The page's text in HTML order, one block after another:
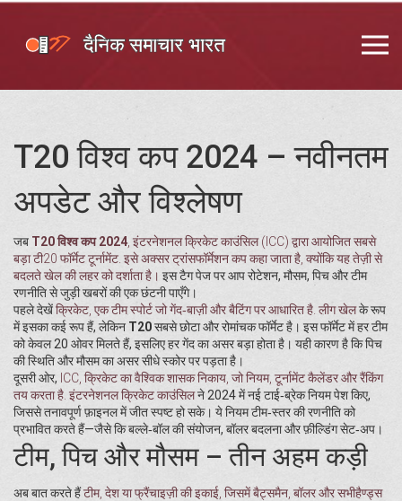
T20 विश्व कप 2024 – नवीनतम
अपडेट और विश्लेषण
जब T20 विश्व कप 2024 इंटरनेशनल क्रिकेट काउंसिल (ICC) द्वारा आयोजित सबसे
बड़ा टी20 फॉर्मेट टूर्नामेंट . इसे अक्सरट्रांसफॉर्मेशन कपकहा जाता है, क्योंकि यह तेज़ी से
बदलते खेल की लहर को दर्शाता है। इस टैग पेज पर आप रोटेशन, मौसम, पिच और टीम
रणनीति से जुड़ी खबरों की एक छंटनी पाएँगे।
पहले देखेंक्रिकेट एक टीम स्पोर्ट जो गेंद‑बाज़ी और बैटिंग पर आधारित है लीग खेलके रूप
में इसका कई रूप हैं, लेकिन T20सबसे छोटा और रोमांचक फॉर्मेट है। इस फॉर्मेट में हर टीम
को केवल 20 ओवर मिलते हैं, इसलिए हर गेंद का असर बड़ा होता है। यही कारण है कि पिच
की स्थिति और मौसम का असर सीधे स्कोर पर पड़ता है।
दूसरी ओर, ICC क्रिकेट का वैश्विक शासक निकाय, जो नियम, टूर्नामेंट कैलेंडर और रैंकिंग
तय करता है इंटरनेशनल क्रिकेट काउंसिलने 2024 में नई टाई‑ब्रेक नियम पेश किए,
जिससे तनावपूर्ण फ़ाइनल में जीत स्पष्ट हो सके। ये नियम टीम‑स्तर की रणनीति को
प्रभावित करते हैं—जैसे कि बल्ले‑बॉल की संयोजन, बॉलर बदलना और फ़ील्डिंग सेट‑अप।
टीम, पिच और मौसम – तीन अहम कड़ी
अब बात करते हैंटीम, देश या फ्रैंचाइज़ी की इकाई, जिसमें बैट्समैन, बॉलर और सभीहैण्ड्स